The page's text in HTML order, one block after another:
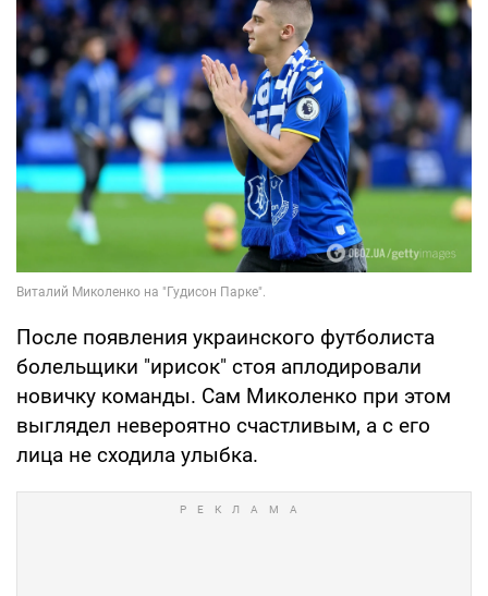
После появления украинского футболиста
болельщики "ирисок" стоя аплодировали
новичку команды. Сам Миколенко при этом
выглядел невероятно счастливым, а с его
лица не сходила улыбка.